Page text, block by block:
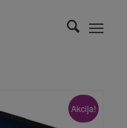
Akcija!